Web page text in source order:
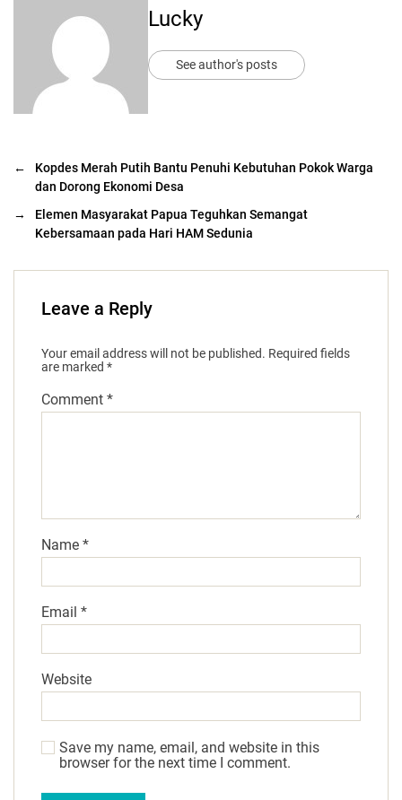
Lucky
See author's posts
←
Kopdes Merah Putih Bantu Penuhi Kebutuhan Pokok Warga
dan Dorong Ekonomi Desa
→
Elemen Masyarakat Papua Teguhkan Semangat
Kebersamaan pada Hari HAM Sedunia
Leave a Reply
Your email address will not be published. Required fields
are marked *
Comment *
Name *
Email *
Website
Save my name, email, and website in this
browser for the next time I comment.